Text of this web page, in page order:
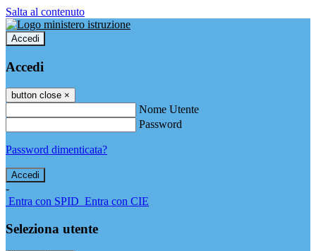
Salta al contenuto
Accedi
Accedi
button close ×
Nome Utente
Password
Password dimenticata?
-
Entra con SPID Entra con CIE
Seleziona utente